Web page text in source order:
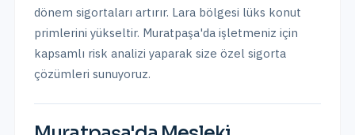
dönem sigortaları artırır. Lara bölgesi lüks konut
primlerini yükseltir. Muratpaşa'da işletmeniz için
kapsamlı risk analizi yaparak size özel sigorta
çözümleri sunuyoruz.